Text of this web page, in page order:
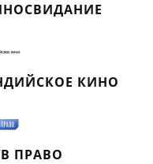
КИНО
ПРАВО